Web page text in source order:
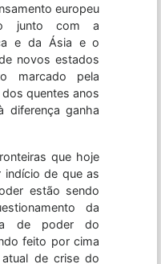
europeu
junto com a
e da Ásia e o
novos estados
marcado pela
quentes anos
diferença ganha
que hoje
de que as
estão sendo
da
de poder do
feito por cima
de crise do